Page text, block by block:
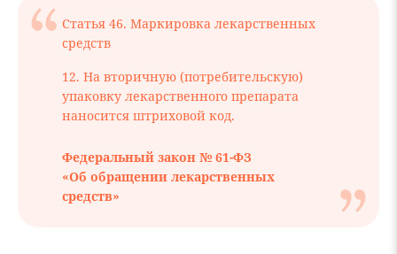
Статья 46. Маркировка лекарственных
средств
12. На вторичную (потребительскую)
упаковку лекарственного препарата
наносится штриховой код.
Федеральный закон № 61-ФЗ
«Об обращении лекарственных
средств»